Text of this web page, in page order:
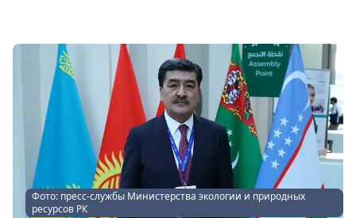
Фото: пресс-службы Министерства экологии и природных
ресурсов РК